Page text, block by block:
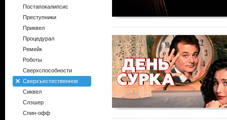
Постапокалипсис
Преступники
Приквел
Процедурал
Ремейк
Роботы
Сверхспособности
Сверхъестественное
Сиквел
Слэшер
Спин-офф